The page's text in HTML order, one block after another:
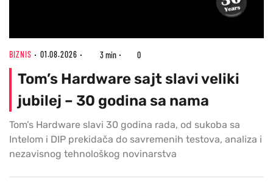
BIZNIS 01.08.2026 3 min 0
Tom’s Hardware sajt slavi veliki
jubilej – 30 godina sa nama
Tom’s Hardware slavi 30 godina rada, od sukoba sa
Intelom i DIP prekidača do savremenih testova, analiza i
nezavisnog tehnološkog novinarstva